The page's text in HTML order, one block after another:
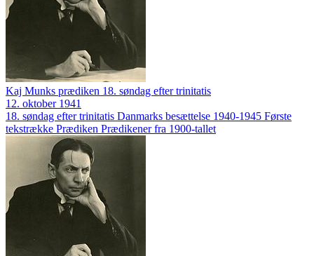
Kaj Munks prædiken 18. søndag efter trinitatis
12. oktober 1941
18. søndag efter trinitatis Danmarks besættelse 1940-1945 Første
tekstrække Prædiken Prædikener fra 1900-tallet